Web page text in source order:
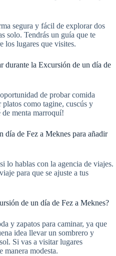
segura y fácil de explorar dos
solo. Tendrás un guía que te
los lugares que visites.
durante la Excursión de un día de
de probar comida
platos como tagine, cuscús y
menta marroquí!
día de Fez a Meknes para añadir
lo hablas con la agencia de viajes.
para que se ajuste a tus
de un día de Fez a Meknes?
y zapatos para caminar, ya que
idea llevar un sombrero y
Si vas a visitar lugares
manera modesta.